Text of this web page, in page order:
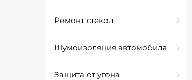
Ремонт стекол
Шумоизоляция автомобиля
Защита от угона